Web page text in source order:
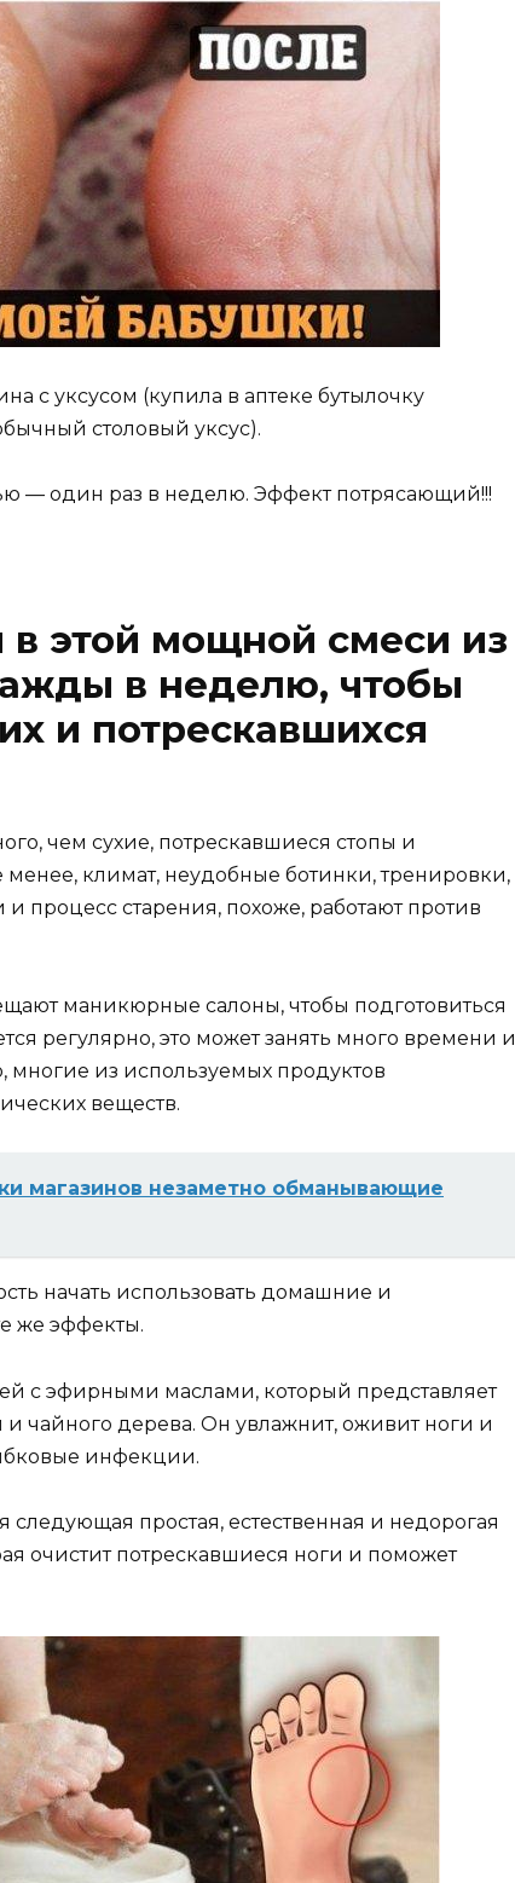
с уксусом (купила в аптеке бутылочку
столовый уксус).
— один раз в неделю. Эффект потрясающий!!!
в этой мощной смеси из
в неделю, чтобы
и потрескавшихся
чем сухие, потрескавшиеся стопы и
климат, неудобные ботинки, тренировки,
процесс старения, похоже, работают против
маникюрные салоны, чтобы подготовиться
регулярно, это может занять много времени и
многие из используемых продуктов
веществ.
магазинов незаметно обманывающие
начать использовать домашние и
же эффекты.
с эфирными маслами, который представляет
чайного дерева. Он увлажнит, оживит ноги и
инфекции.
простая, естественная и недорогая
очистит потрескавшиеся ноги и поможет